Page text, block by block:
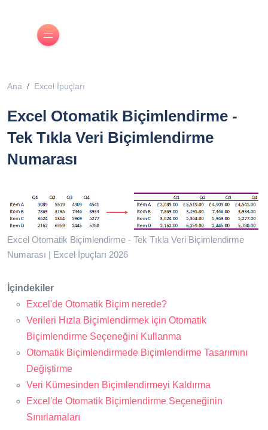
Ana Excel İpuçları
Excel Otomatik Biçimlendirme -
Tek Tıkla Veri Biçimlendirme
Numarası
Excel Otomatik Biçimlendirme - Tek Tıkla Veri Biçimlendirme
Numarası | Excel İpuçları 2026
İçindekiler
Excel'de Otomatik Biçim nerede?
Verileri Hızla Biçimlendirmek için Otomatik
Biçimlendirme Seçeneğini Kullanma
Otomatik Biçimlendirmede Biçimlendirme Tasarımını
Değiştirme
Veri Kümesinden Biçimlendirmeyi Kaldırma
Excel'de Otomatik Biçimlendirme Seçeneğinin
Sınırlamaları